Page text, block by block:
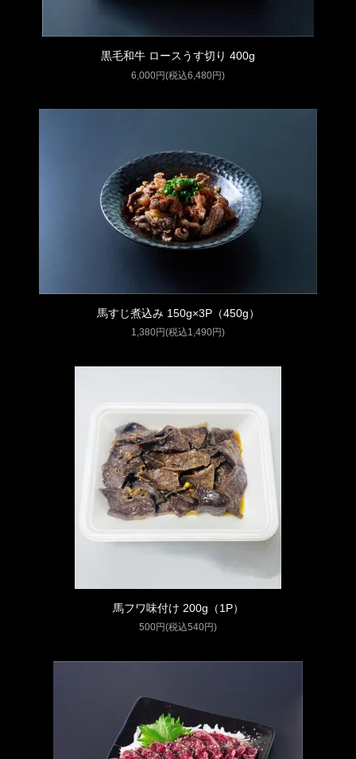
黒毛和牛 ロースうす切り 400g
6,000円(税込6,480円)
馬すじ煮込み 150g×3P（450g）
1,380円(税込1,490円)
馬フワ味付け 200g（1P）
500円(税込540円)